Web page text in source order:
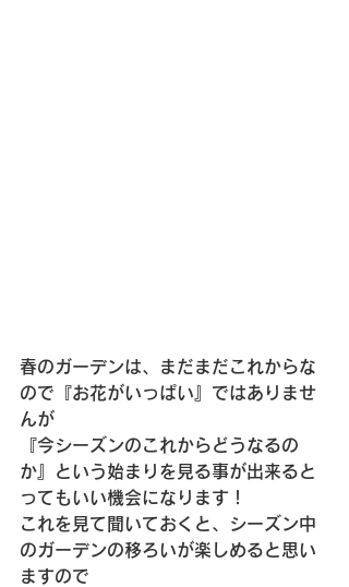
春のガーデンは、まだまだこれからな
ので『お花がいっぱい』ではありませ
んが
『今シーズンのこれからどうなるの
か』という始まりを見る事が出来ると
ってもいい機会になります！
これを見て聞いておくと、シーズン中
のガーデンの移ろいが楽しめると思い
ますので